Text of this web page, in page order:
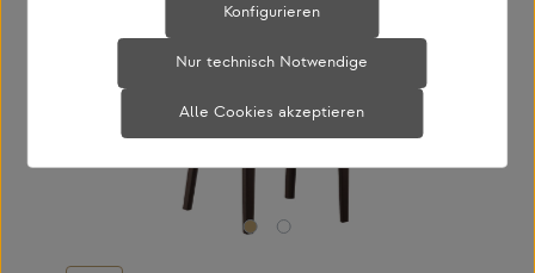
Nur technisch Notwendige
Konfigurieren
Alle Cookies akzeptieren